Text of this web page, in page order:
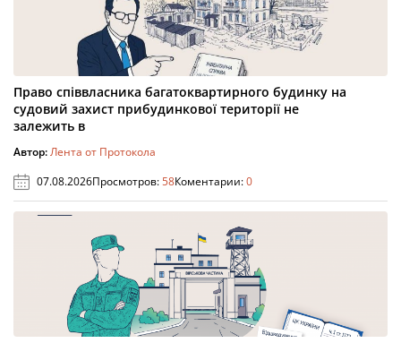
Право співвласника багатоквартирного будинку на
судовий захист прибудинкової території не
залежить в
Автор:Лента от Протокола
07.08.2026Просмотров:58Коментарии:0